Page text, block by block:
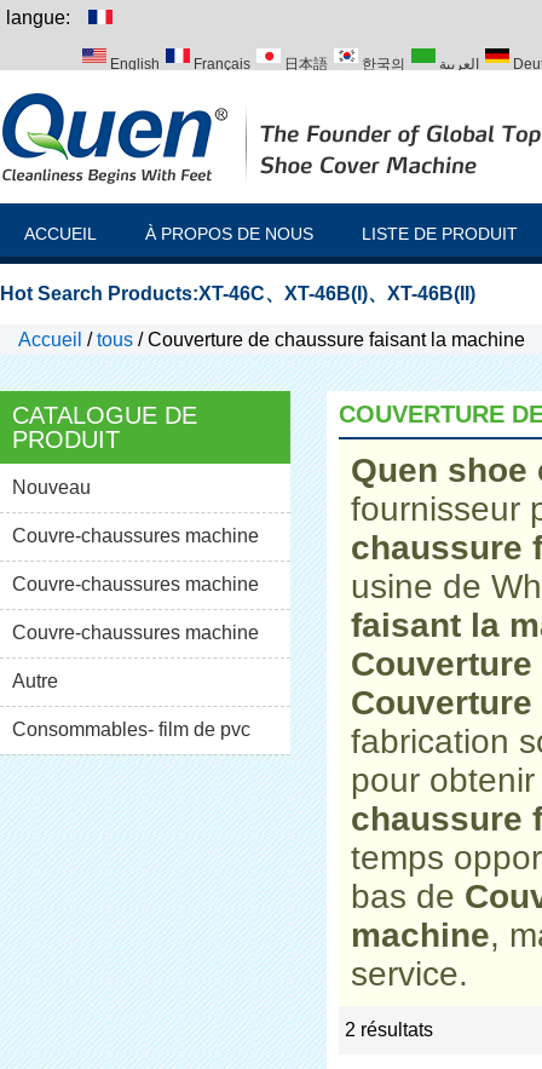
langue:
English Français 日本語 한국의 العربية
ACCUEIL À PROPOS DE NOUS LISTE DE PRODUIT
Hot Search Products:XT-46C、 XT-46B(I)、 XT-46B(II)
Accueil /tous /Couverture de chaussure faisant la machine
CATALOGUE DE
PRODUIT
Nouveau
Couvre-chaussures machine
XT-46C
Couvre-chaussures machine
XT-46B (i)
Couvre-chaussures machine
XT-46B (II)
Autre
Consommables- film de pvc
COUVERTURE
Quen
fournisseur
chaussure
usine de
faisant la
fabrication
pour
chaussure
temps
bas de
machine,
service.
2 résultats